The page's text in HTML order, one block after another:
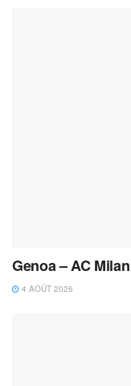
Genoa – AC
4 AOÛT 2026